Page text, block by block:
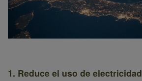
1. Reduce el uso de electricidad